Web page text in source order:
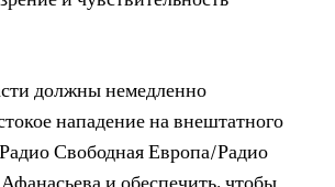
должны немедленно
нападение на внештатного
Свободная Европа/Радио